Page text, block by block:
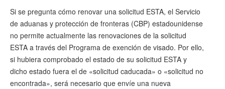
Si se pregunta cómo renovar una solicitud ESTA, el Servicio
de aduanas y protección de fronteras (CBP) estadounidense
no permite actualmente las renovaciones de la solicitud
ESTA a través del Programa de exención de visado. Por ello,
si hubiera comprobado el estado de su solicitud ESTA y
dicho estado fuera el de «solicitud caducada» o «solicitud no
encontrada», será necesario que envíe una nueva